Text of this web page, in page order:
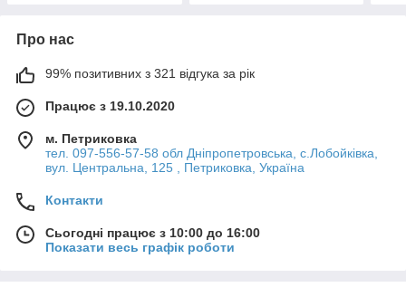
Про нас
99% позитивних з 321 відгука за рік
Працює з 19.10.2020
м. Петриковка
тел. 097-556-57-58 обл Дніпропетровська, с.Лобойківка,
вул. Центральна, 125 , Петриковка, Україна
Контакти
Сьогодні працює з 10:00 до 16:00
Показати весь графік роботи